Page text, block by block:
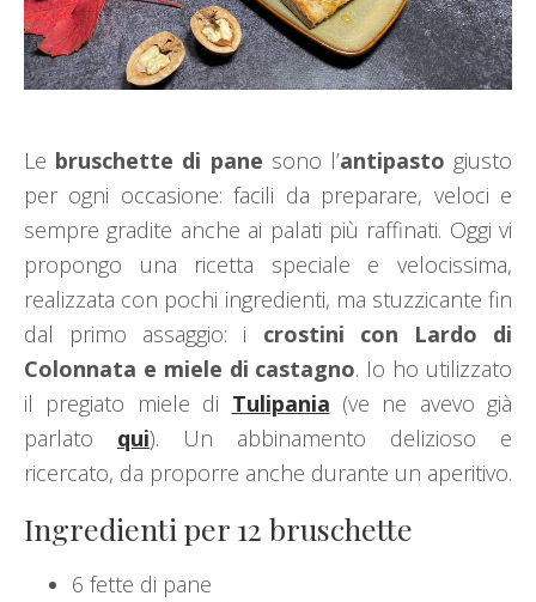
Le bruschette di pane sono l’antipasto giusto
per ogni occasione: facili da preparare, veloci e
sempre gradite anche ai palati più raffinati. Oggi vi
propongo una ricetta speciale e velocissima,
realizzata con pochi ingredienti, ma stuzzicante fin
dal primo assaggio: i crostini con Lardo di
Colonnata e miele di castagno. Io ho utilizzato
il pregiato miele di Tulipania (ve ne avevo già
parlato qui). Un abbinamento delizioso e
ricercato, da proporre anche durante un aperitivo.
Ingredienti per 12 bruschette
6 fette di pane